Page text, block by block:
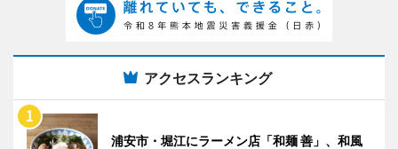
アクセスランキング
浦安市・堀江にラーメン店「和麺 善」、和風